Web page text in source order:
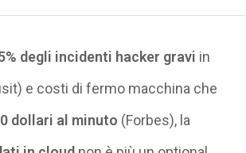
degli incidenti hacker gravi in
e costi di fermo macchina che
dollari al minuto (Forbes), la